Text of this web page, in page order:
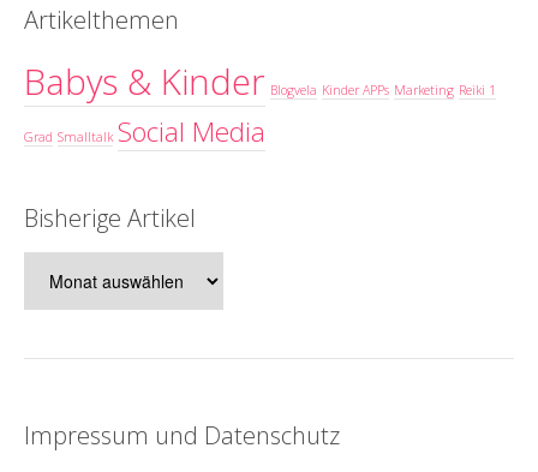
Artikelthemen
Babys & Kinder Blogvela Kinder APPs Marketing Reiki 1
Grad Smalltalk Social Media
Bisherige Artikel
Artikel
Impressum und Datenschutz